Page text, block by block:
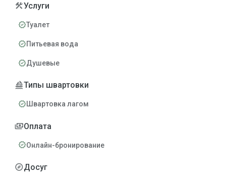
constructionУслуги
verifiedТуалет
verifiedПитьевая вода
verifiedДушевые
sailingТипы швартовки
verifiedШвартовка лагом
paymentsОплата
verifiedОнлайн-бронирование
exploreДосуг